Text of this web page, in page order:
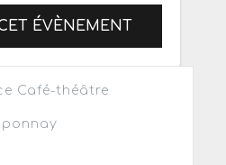
ÉVÈNEMENT
Café-théâtre